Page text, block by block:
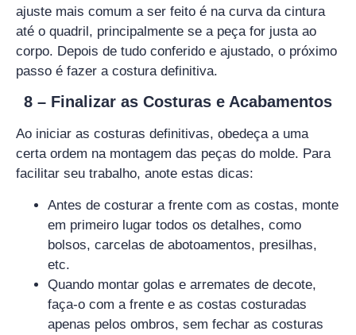
ajuste mais comum a ser feito é na curva da cintura
até o quadril, principalmente se a peça for justa ao
corpo. Depois de tudo conferido e ajustado, o próximo
passo é fazer a costura definitiva.
8 – Finalizar as Costuras e Acabamentos
Ao iniciar as costuras definitivas, obedeça a uma
certa ordem na montagem das peças do molde. Para
facilitar seu trabalho, anote estas dicas:
Antes de costurar a frente com as costas, monte
em primeiro lugar todos os detalhes, como
bolsos, carcelas de abotoamentos, presilhas,
etc.
Quando montar golas e arremates de decote,
faça-o com a frente e as costas costuradas
apenas pelos ombros, sem fechar as costuras